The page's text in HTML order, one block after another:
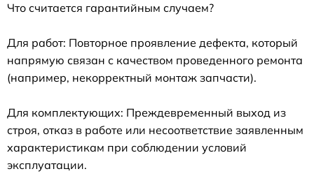
Что считается гарантийным случаем?
Для работ: Повторное проявление дефекта, который
напрямую связан с качеством проведенного ремонта
(например, некорректный монтаж запчасти).
Для комплектующих: Преждевременный выход из
строя, отказ в работе или несоответствие заявленным
характеристикам при соблюдении условий
эксплуатации.